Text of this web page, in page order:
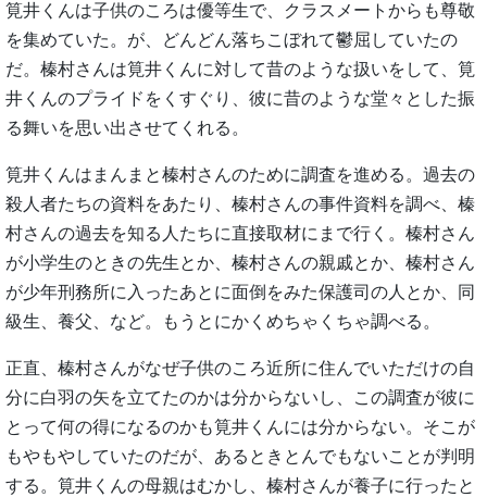
筧井くんは子供のころは優等生で、クラスメートからも尊敬
を集めていた。が、どんどん落ちこぼれて鬱屈していたの
だ。榛村さんは筧井くんに対して昔のような扱いをして、筧
井くんのプライドをくすぐり、彼に昔のような堂々とした振
る舞いを思い出させてくれる。
筧井くんはまんまと榛村さんのために調査を進める。過去の
殺人者たちの資料をあたり、榛村さんの事件資料を調べ、榛
村さんの過去を知る人たちに直接取材にまで行く。榛村さん
が小学生のときの先生とか、榛村さんの親戚とか、榛村さん
が少年刑務所に入ったあとに面倒をみた保護司の人とか、同
級生、養父、など。もうとにかくめちゃくちゃ調べる。
正直、榛村さんがなぜ子供のころ近所に住んでいただけの自
分に白羽の矢を立てたのかは分からないし、この調査が彼に
とって何の得になるのかも筧井くんには分からない。そこが
もやもやしていたのだが、あるときとんでもないことが判明
する。筧井くんの母親はむかし、榛村さんが養子に行ったと